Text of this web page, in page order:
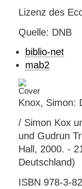
Lizenz des
Quelle: DNB
biblio-net
mab2
Knox, Simon:
/ Simon Kox
und Gudrun
Hall, 2000. -
Deutschland)
ISBN 978-3-